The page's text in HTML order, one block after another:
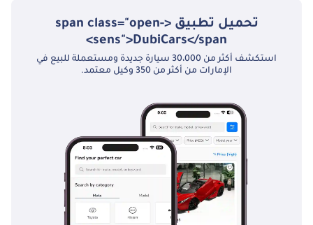
تحميل تطبيق <span class="open-
sens">DubiCars</span>
استكشف أكثر من 30،000 سيارة جديدة ومستعملة للبيع في
الإمارات من أكثر من 350 وكيل معتمد.